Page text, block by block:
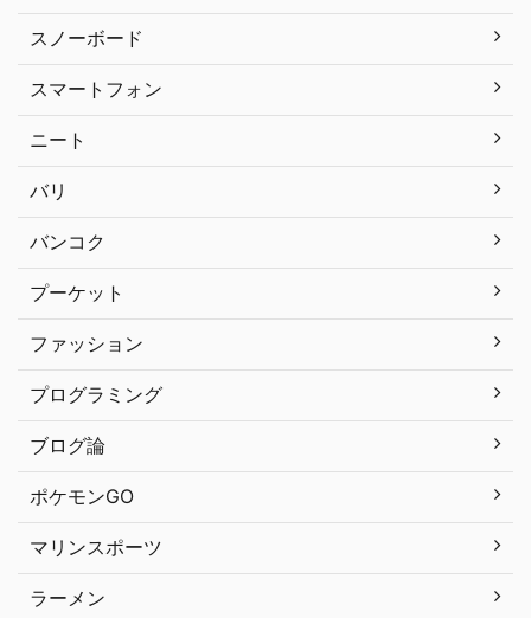
スノーボード
スマートフォン
ニート
バリ
バンコク
プーケット
ファッション
プログラミング
ブログ論
ポケモンGO
マリンスポーツ
ラーメン